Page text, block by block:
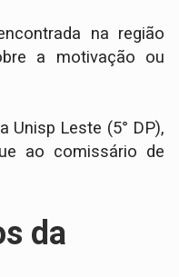
na região
a motivação ou
Unisp Leste (5° DP),
ao comissário de
da